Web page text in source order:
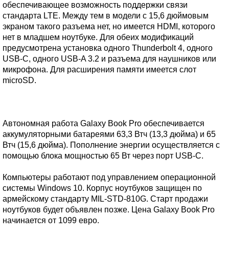
обеспечивающее возможность поддержки связи
стандарта LTE. Между тем в модели с 15,6 дюймовым
экраном такого разъема нет, но имеется HDMI, которого
нет в младшем ноутбуке. Для обеих модификаций
предусмотрена установка одного Thunderbolt 4, одного
USB-C, одного USB-A 3.2 и разъема для наушников или
микрофона. Для расширения памяти имеется слот
microSD.
Автономная работа Galaxy Book Pro обеспечивается
аккумуляторными батареями 63,3 Втч (13,3 дюйма) и 65
Втч (15,6 дюйма). Пополнение энергии осуществляется с
помощью блока мощностью 65 Вт через порт USB-C.
Компьютеры работают под управлением операционной
системы Windows 10. Корпус ноутбуков защищен по
армейскому стандарту MIL-STD-810G. Старт продажи
ноутбуков будет объявлен позже. Цена Galaxy Book Pro
начинается от 1099 евро.